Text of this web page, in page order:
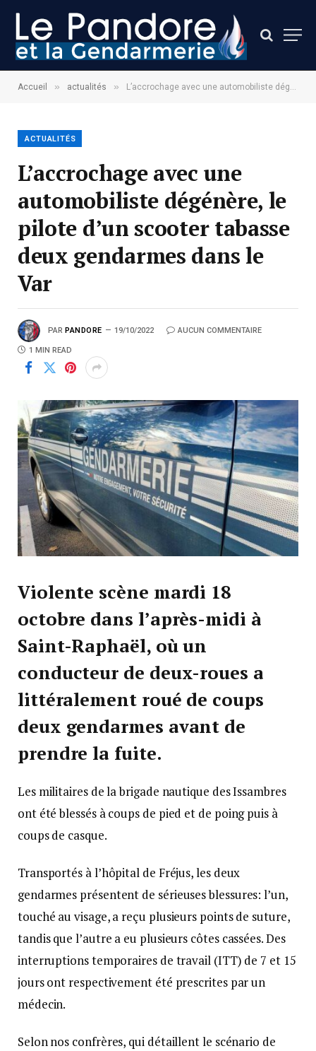
Accueil » actualités » L’accrochage avec une automobiliste dégénère, le pilote d’un scooter tabasse deux gendarmes dans le Var
ACTUALITÉS
L’accrochage avec une
automobiliste dégénère, le
pilote d’un scooter tabasse
deux gendarmes dans le
Var
PAR PANDORE 19/10/2022 AUCUN COMMENTAIRE
1 MIN READ
Violente scène mardi 18
octobre dans l’après-midi à
Saint-Raphaël, où un
conducteur de deux-roues a
littéralement roué de coups
deux gendarmes avant de
prendre la fuite.
Les militaires de la brigade nautique des Issambres
ont été blessés à coups de pied et de poing puis à
coups de casque.
Transportés à l’hôpital de Fréjus, les deux
gendarmes présentent de sérieuses blessures: l’un,
touché au visage, a reçu plusieurs points de suture,
tandis que l’autre a eu plusieurs côtes cassées. Des
interruptions temporaires de travail (ITT) de 7 et 15
jours ont respectivement été prescrites par un
médecin.
Selon nos confrères, qui détaillent le scénario de